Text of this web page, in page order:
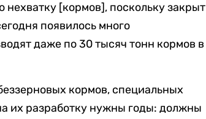
[кормов], поскольку закрыт
появилось много
даже по 30 тысяч тонн кормов в
кормов, специальных
их разработку нужны годы: должны